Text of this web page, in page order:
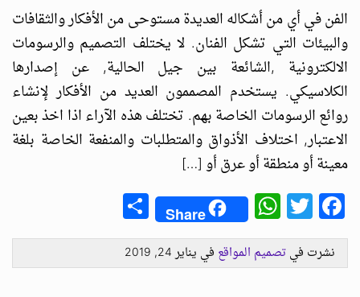
الفن في أي من أشكاله العديدة مستوحى من الأفكار والثقافات
والبيئات التي تشكل الفنان. لا يختلف التصميم والرسومات
الالكترونية ,الشائعة بين جيل الحالية, عن إصدارها
الكلاسيكي. يستخدم المصممون العديد من الأفكار لإنشاء
روائع الرسومات الخاصة بهم. تختلف هذه الآراء اذا اخذ بعين
الاعتبار, اختلاف الأذواق والمتطلبات والمنفعة الخاصة بلغة
معينة أو منطقة أو عرق أو […]
Facebook
Twitter
WhatsApp
Share
نشرت فيتصميم المواقع في يناير 24, 2019